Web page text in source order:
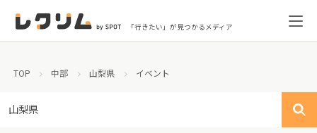
「行きたい」が見つかるメディア
TOP 中部 山梨県 イベント
山梨県